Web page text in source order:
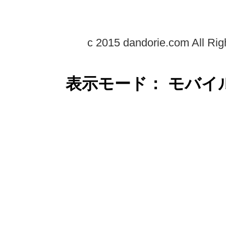
c 2015 dandorie.com All
表示モード： モバ